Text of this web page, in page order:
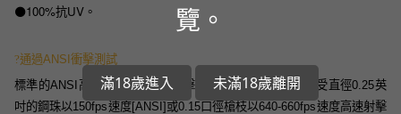
⚫️100%抗UV 。
?通過ANSI衝擊測試
標準的ANSI高速衝擊測試/VD射擊測試，鏡框和鏡片必須受直徑0.25英
吋的鋼珠以150fps速度[ANSI]或0.15口徑槍枝以640-660fps速度高速射擊
覽。
滿18歲進入 未滿18歲離開